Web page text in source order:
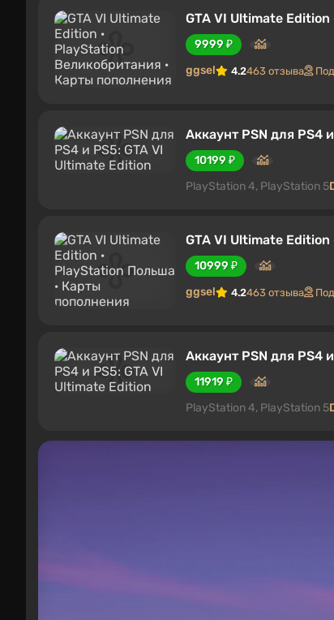
GTA VI Ultimate
9999 ₽
ggsel
4.2463 отзыва
Аккаунт PSN для PS4
10199 ₽
PlayStation 4, PlayStation 5
GTA VI Ultimate
10999 ₽
ggsel
4.2463 отзыва
Аккаунт PSN для PS4
11919 ₽
PlayStation 4, PlayStation 5